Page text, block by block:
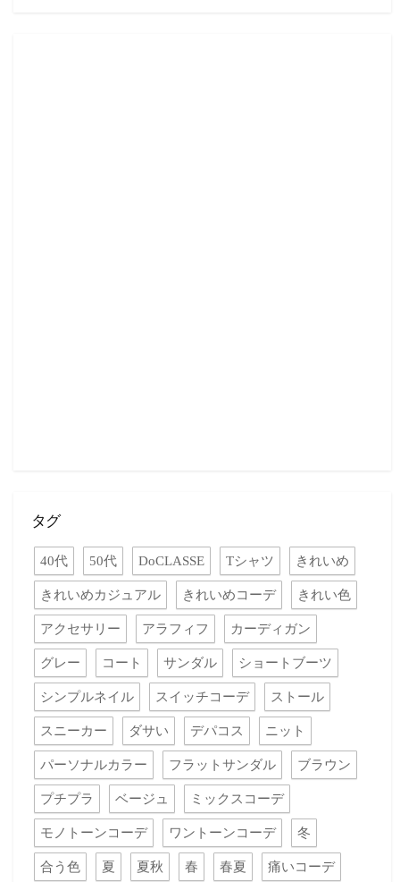
タグ
40代 50代 DoCLASSE Tシャツ きれいめ
きれいめカジュアル きれいめコーデ きれい色
アクセサリー アラフィフ カーディガン
グレー コート サンダル ショートブーツ
シンプルネイル スイッチコーデ ストール
スニーカー ダサい デパコス ニット
パーソナルカラー フラットサンダル ブラウン
プチプラ ベージュ ミックスコーデ
モノトーンコーデ ワントーンコーデ 冬
合う色 夏 夏秋 春 春夏 痛いコーデ